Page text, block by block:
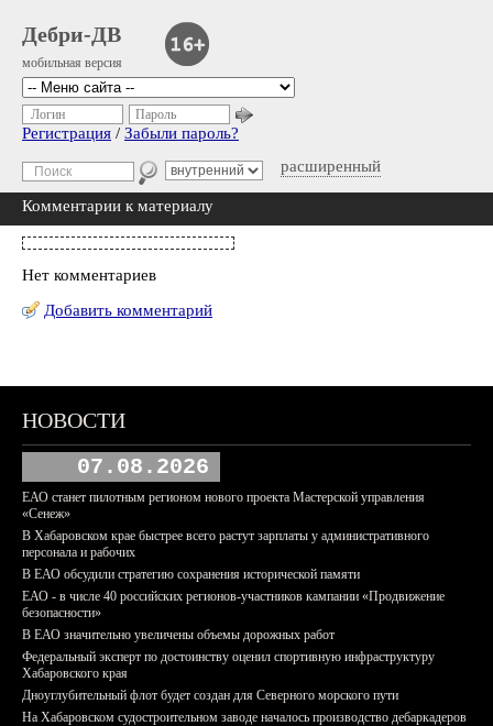
Дебри-ДВ
мобильная версия
расширенный
Логин Пароль
Регистрация / Забыли пароль?
Комментарии к материалу
Нет комментариев
Добавить комментарий
НОВОСТИ
07.08.2026
ЕАО станет пилотным регионом нового проекта Мастерской управления
«Сенеж»
В Хабаровском крае быстрее всего растут зарплаты у административного
персонала и рабочих
В ЕАО обсудили стратегию сохранения исторической памяти
ЕАО - в числе 40 российских регионов-участников кампании «Продвижение
безопасности»
В ЕАО значительно увеличены объемы дорожных работ
Федеральный эксперт по достоинству оценил спортивную инфраструктуру
Хабаровского края
Дноуглубительный флот будет создан для Северного морского пути
На Хабаровском судостроительном заводе началось производство дебаркадеров